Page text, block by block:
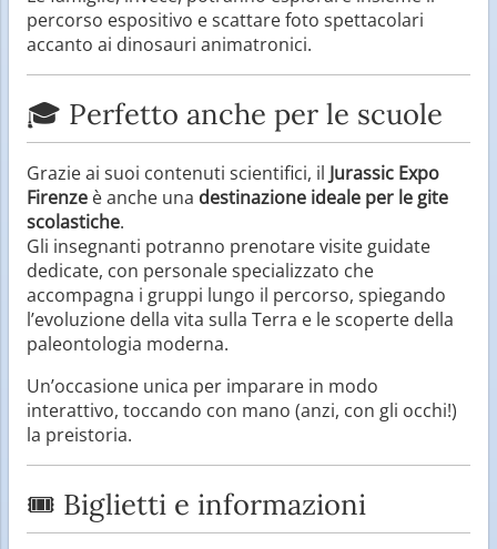
percorso espositivo e scattare foto spettacolari
accanto ai dinosauri animatronici.
🎓 Perfetto anche per le scuole
Grazie ai suoi contenuti scientifici, il Jurassic Expo
Firenze è anche una destinazione ideale per le gite
scolastiche.
Gli insegnanti potranno prenotare visite guidate
dedicate, con personale specializzato che
accompagna i gruppi lungo il percorso, spiegando
l’evoluzione della vita sulla Terra e le scoperte della
paleontologia moderna.
Un’occasione unica per imparare in modo
interattivo, toccando con mano (anzi, con gli occhi!)
la preistoria.
🎟️ Biglietti e informazioni